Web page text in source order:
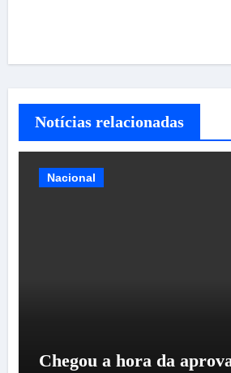
Notícias relacionadas
Nacional
Chegou a hora da